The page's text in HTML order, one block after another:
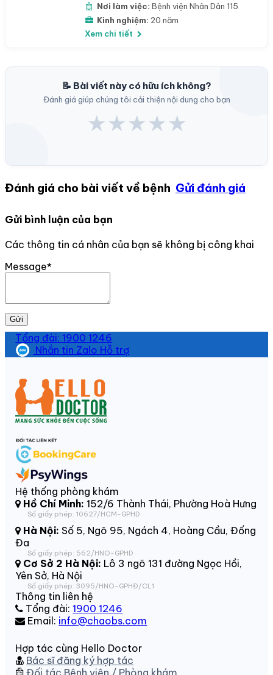
Nơi làm việc: Bệnh viện Nhân Dân 115
Kinh nghiệm: 20 năm
Xem chi tiết
📝 Bài viết này có hữu ích không?
Đánh giá giúp chúng tôi cải thiện nội dung cho bạn
★★★★★
Đánh giá cho bài viết về bệnh Gửi đánh giá
Gửi bình luận của bạn
Các thông tin cá nhân của bạn sẽ không bị công khai
Message*
Gửi
Tổng đài: 1900 1246
Nhắn tin Zalo Hỗ trợ
Hệ thống phòng khám
Hồ Chí Minh: 152/6 Thành Thái, Phường Hoà Hưng
Số giấy phép: 10627/HCM-GPHD
Hà Nội: Số 5, Ngõ 95, Ngách 4, Hoàng Cầu, Đống
Đa
Số giấy phép: 562/HNO-GPHD
Cơ Sở 2 Hà Nội: Lô 3 ngõ 131 đường Ngọc Hồi,
Yên Sở, Hà Nội
Số giấy phép: 3095/HNO-GPHĐ/CL1
Thông tin liên hệ
Tổng đài:1900 1246
Email: info@chaobs.com
Hợp tác cùng Hello Doctor
Bác sĩ đăng ký hợp tác
Đối tác Bệnh viện / Phòng khám